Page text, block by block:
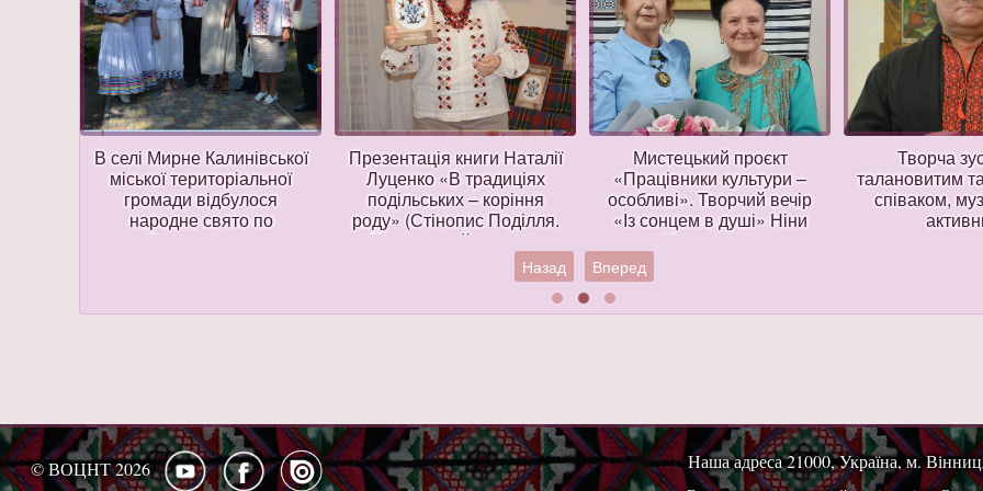
В селі Мирне Калинівської
міської територіальної
громади відбулося
народне свято по
Презентація книги Наталії
Луценко «В традиціях
подільських – коріння
роду» (Стінопис Поділля.
Подільський розпис).
Мистецький проєкт
«Працівники культури –
особливі». Творчий вечір
«Із сонцем в душі» Ніни
Творча
талановитим
співаком,
Назад Вперед
© ВОЦНТ 2026 Наша адреса 21000, Україна, м.